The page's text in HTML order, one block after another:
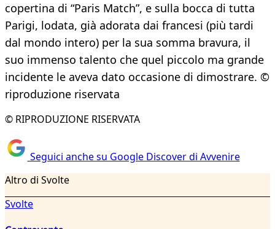
copertina di “Paris Match”, e sulla bocca di tutta
Parigi, lodata, già adorata dai francesi (più tardi
dal mondo intero) per la sua somma bravura, il
suo immenso talento che quel piccolo ma grande
incidente le aveva dato occasione di dimostrare. ©
riproduzione riservata
© RIPRODUZIONE RISERVATA
Seguici anche su Google Discover di Avvenire
Altro di Svolte
Svolte